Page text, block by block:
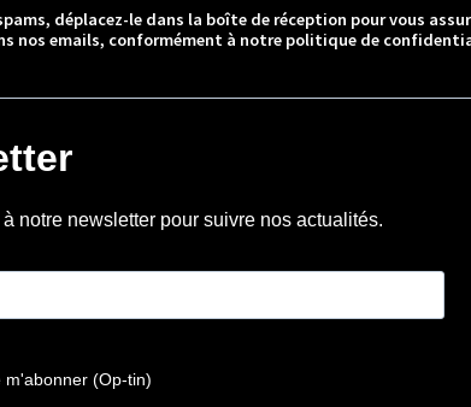
déplacez-le dans la boîte de réception pour vous
nos emails, conformément à notre politique de